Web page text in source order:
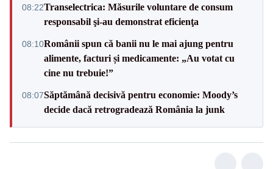
08:22Transelectrica: Măsurile voluntare de consum
responsabil şi-au demonstrat eficienţa
08:10Românii spun că banii nu le mai ajung pentru
alimente, facturi și medicamente: „Au votat cu
cine nu trebuie!”
08:07Săptămână decisivă pentru economie: Moody’s
decide dacă retrogradează România la junk